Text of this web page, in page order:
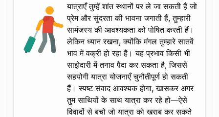
यात्राएँ तुम्हें शांत स्थानों पर ले जा सकती हैं जो
प्रेम और सुंदरता की भावना जगाती हैं, तुम्हारी
सामंजस्य की आवश्यकता को पोषित करती हैं।
लेकिन ध्यान रखना, क्योंकि मंगल तुम्हारे सातवें
भाव में वक्री हो रहा है। यह प्रभाव किसी भी
साझेदारी में तनाव पैदा कर सकता है, जिससे
सहयोगी यात्रा योजनाएँ चुनौतीपूर्ण हो सकती
हैं। स्पष्ट संवाद आवश्यक होगा, खासकर अगर
तुम साथियों के साथ यात्रा कर रहे हो—ऐसे
विवादों से बचो जो यात्रा को खराब कर सकते